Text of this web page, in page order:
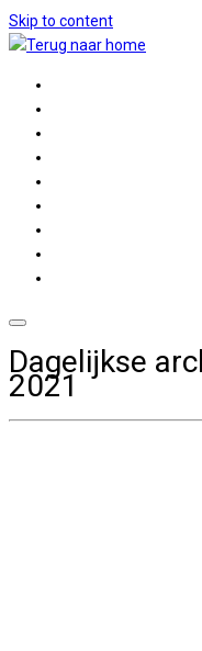
Skip to content
Dagelijkse
2021